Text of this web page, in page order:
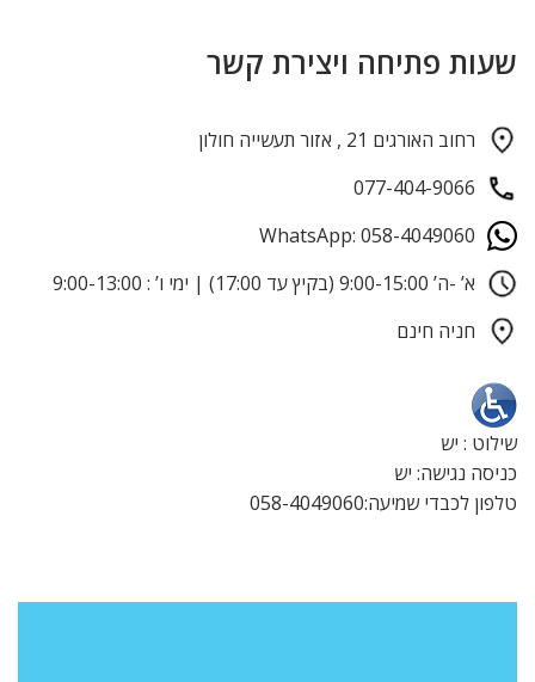
שעות פתיחה ויצירת קשר
רחוב האורגים 21 , אזור תעשייה חולון
077-404-9066
WhatsApp: 058-4049060
א’ -ה’ 9:00-15:00 (בקיץ עד 17:00) | ימי ו’ : 9:00-13:00
חניה חינם
שילוט : יש
כניסה נגישה: יש
טלפון לכבדי שמיעה:058-4049060